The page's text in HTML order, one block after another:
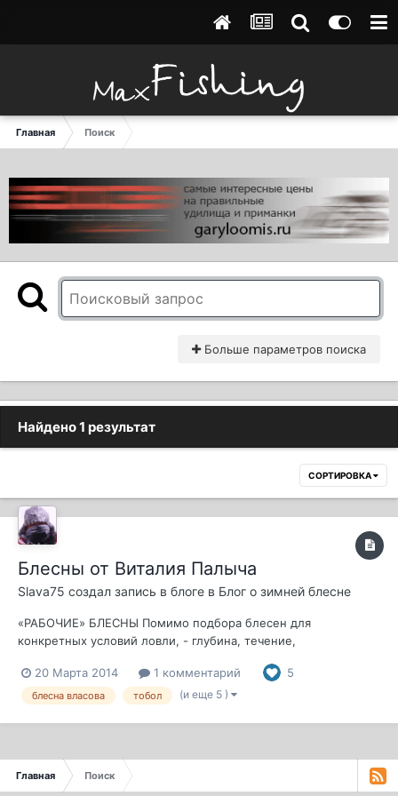
Главная Поиск
Больше параметров поиска
Найдено 1 результат
СОРТИРОВКА
Блесны от Виталия Палыча
Slava75 создал запись в блоге в Блог о зимней блесне
«РАБОЧИЕ» БЛЕСНЫ Помимо подбора блесен для
конкретных условий ловли, - глубина, течение,
приходится искать наиболее уловистую «сегодня» блесну по
типу игры, размеру и форме. Видимо, это связано с
20 Марта 2014 1 комментарий 5
блесна власова тобол (и еще 5 )
Главная Поиск